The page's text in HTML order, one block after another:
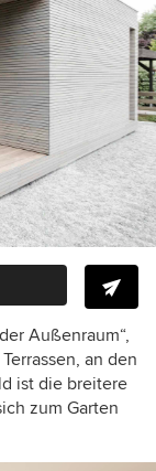
Außenraum“,
an den
ist die breitere
zum Garten